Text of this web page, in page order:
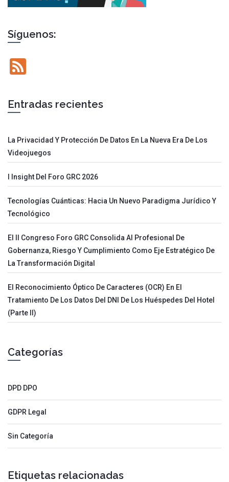
Síguenos:
Entradas recientes
La Privacidad Y Protección De Datos En La Nueva Era De Los
Videojuegos
I Insight Del Foro GRC 2026
Tecnologías Cuánticas: Hacia Un Nuevo Paradigma Jurídico Y
Tecnológico
El II Congreso Foro GRC Consolida Al Profesional De
Gobernanza, Riesgo Y Cumplimiento Como Eje Estratégico De
La Transformación Digital
El Reconocimiento Óptico De Caracteres (OCR) En El
Tratamiento De Los Datos Del DNI De Los Huéspedes Del Hotel
(parte II)
Categorías
DPD DPO
GDPR Legal
Sin Categoría
Etiquetas relacionadas